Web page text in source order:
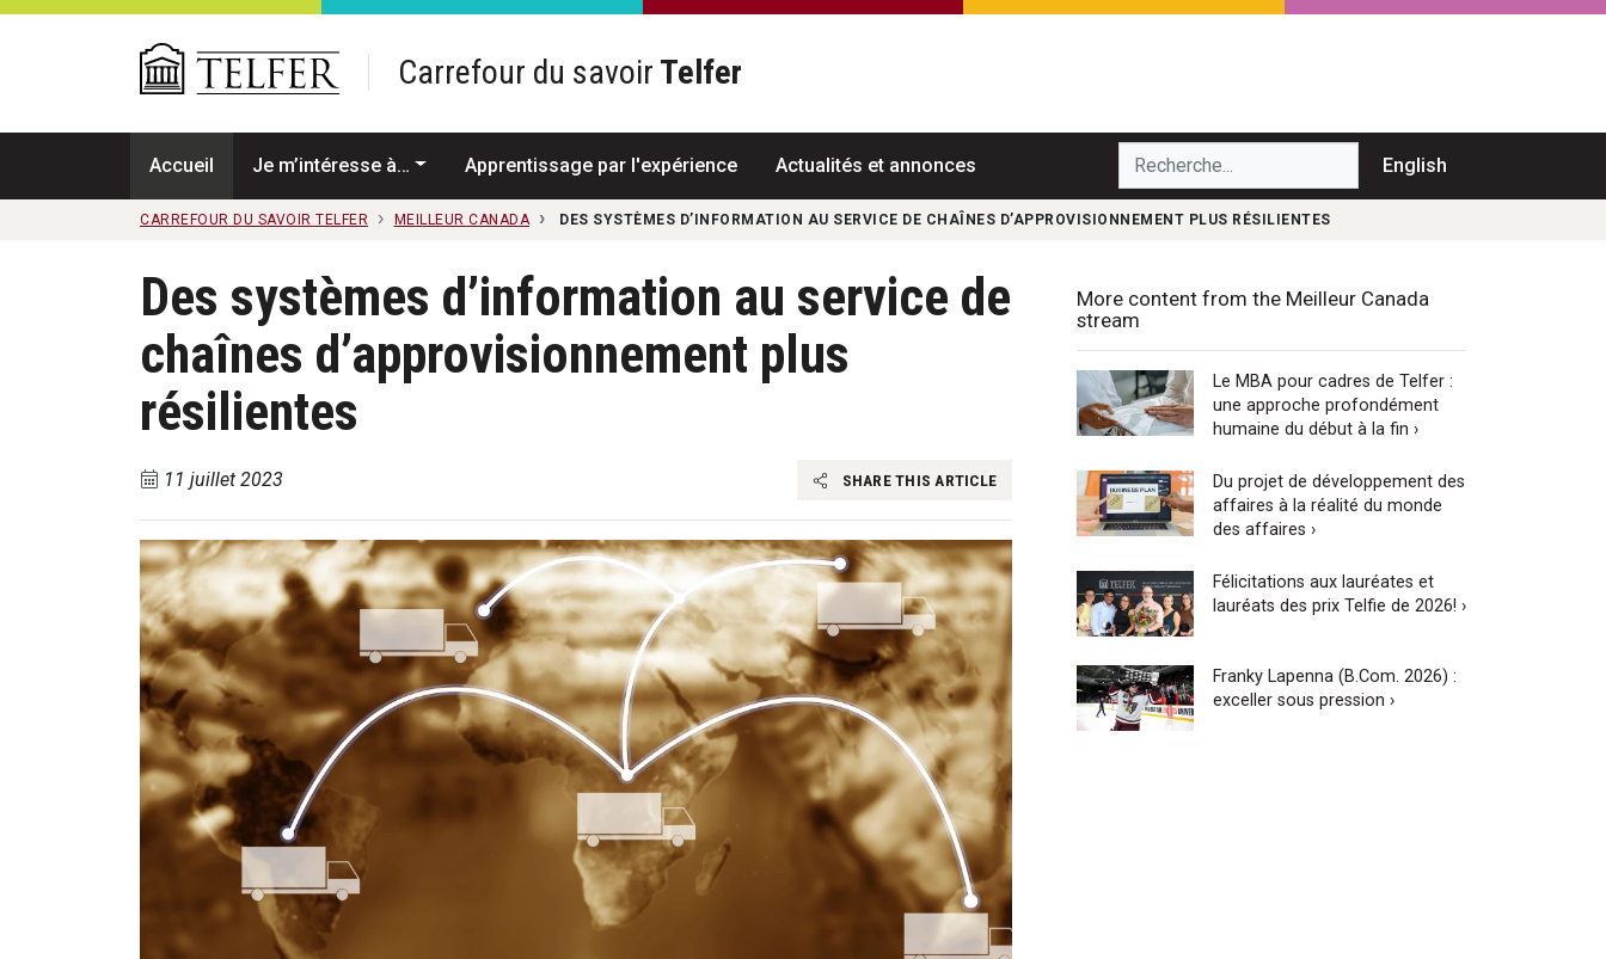
Passer au contenu principal
Carrefour du savoir Telfer
Accueil Je m’intéresse à… Apprentissage par l'expérience Actualités et annonces Recherche... English
CARREFOUR DU SAVOIR TELFER MEILLEUR CANADA DES SYSTÈMES D’INFORMATION AU SERVICE DE CHAÎNES D’APPROVISIONNEMENT PLUS RÉSILIENTES
Des systèmes d’information au service de
chaînes d’approvisionnement plus
résilientes
11 juillet 2023 SHARE THIS ARTICLE
More content from the Meilleur Canada
stream
Le MBA pour cadres de Telfer :
une approche profondément
humaine du début à la fin ›
Du projet de développement des
affaires à la réalité du monde
des affaires ›
Félicitations aux lauréates et
lauréats des prix Telfie de 2026! ›
Franky Lapenna (B.Com. 2026) :
exceller sous pression ›